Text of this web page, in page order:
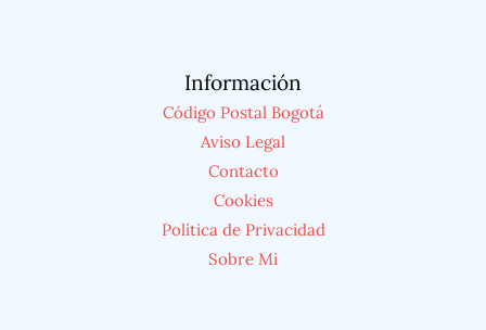
Información
Código Postal Bogotá
Aviso Legal
Contacto
Cookies
Política de Privacidad
Sobre Mi